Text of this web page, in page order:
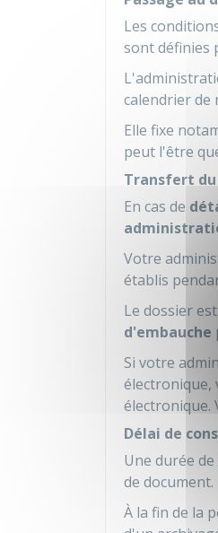
Les
sont définies
calendrier de
Elle fixe
peut l'être
Transfert
En cas de
Votre
établis
Le dossier
d'embauche
Si votre
électronique,
électronique.
Délai de
Une durée
de document.
À la fin de la